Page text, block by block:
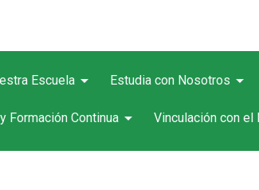
Escuela arrow_drop_down Estudia con Nosotros arrow_drop_down
Formación Continua arrow_drop_down Vinculación con el